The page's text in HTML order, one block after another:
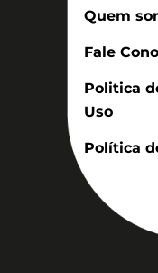
Quem
Fale
Politica
Uso
Política